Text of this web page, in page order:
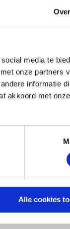
Over
media te
onze partners
informatie
akkoord met
Alle cookies